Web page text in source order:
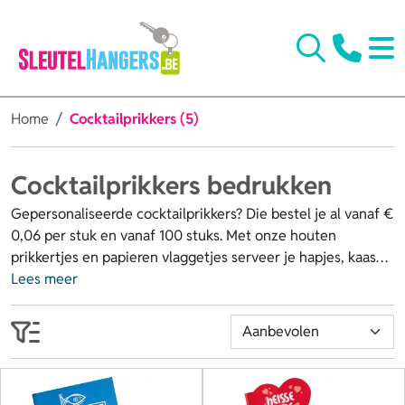
Home Cocktailprikkers (5)
Cocktailprikkers bedrukken
Gepersonaliseerde cocktailprikkers? Die bestel je al vanaf €
0,06 per stuk en vanaf 100 stuks. Met onze houten
prikkertjes en papieren vlaggetjes serveer je hapjes, kaas
en worst op een hygiënische én feestelijke manier. Je kan
de cocktailprikkers bedrukken met jouw logo, naam, foto of
een eigen ontwerp, zelfs dubbelzijdig in full colour. Ideaal
voor borrels, feestjes of events, want zo maak je van elk
hapje een klein reclamemoment. Bestel nu jouw
cocktailprikkers met logo direct online of vraag eerst een
Lees meer